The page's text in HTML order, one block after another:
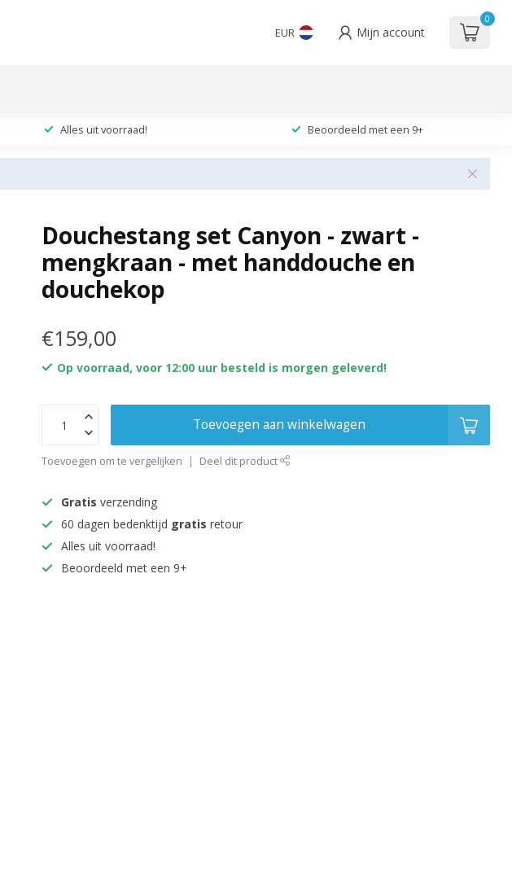
EUR Mijn account
0
Alles uit voorraad! Beoordeeld met een 9+
Douchestang set Canyon - zwart -
mengkraan - met handdouche en
douchekop
€159,00
Op voorraad, voor 12:00 uur besteld is morgen geleverd!
Toevoegen aan winkelwagen
Toevoegen om te vergelijken Deel dit product
Gratis verzending
60 dagen bedenktijd gratis retour
Alles uit voorraad!
Beoordeeld met een 9+